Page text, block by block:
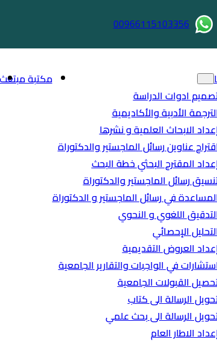
00966115103356
ادوات الدراسة
الأدبية والأكاديمية
الابحاث العلمية و نشرها
عناوين رسائل الماجستير والدكتوراة
المقترح البحثي خطة البحث
رسائل الماجستير والدكتوراة
في رسائل الماجستير و الدكتوراة
اللغوي و النحوي
الإحصائي
العروض التقديمية
في الواجبات والتقارير الجامعية
القبولات الجامعية
الرسالة الى كتاب
الرسالة الى بحث علمي
الاطار العام
مكتبة